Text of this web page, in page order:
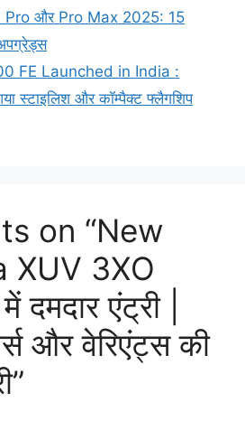
Pro और Pro Max 2025: 15
FE Launched in India :
स्टाइलिश और कॉम्पैक्ट फ्लैगशिप
on “New
XUV 3XO
दमदार एंट्री |
और वेरिएंट्स की